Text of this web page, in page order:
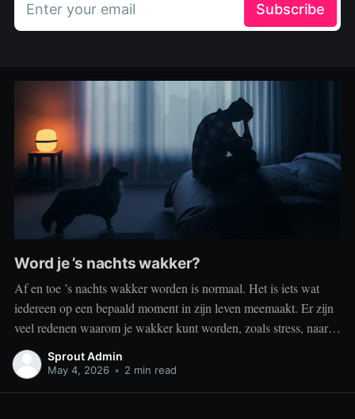
Enter your email Subscribe
Word je ’s nachts wakker?
Af en toe ’s nachts wakker worden is normaal. Het is iets wat
iedereen op een bepaald moment in zijn leven meemaakt. Er zijn
veel redenen waarom je wakker kunt worden, zoals stress, naar
het toilet moeten, je omgeving of medische aandoeningen die je
slaap beïnvloeden. Dit is geen probleem
Sprout Admin
May 4, 2026 • 2 min read